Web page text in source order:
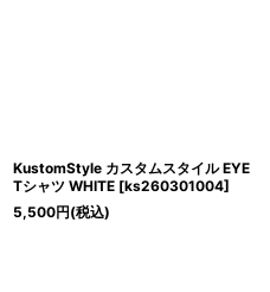
KustomStyle カスタムスタイル EYE
Tシャツ WHITE [ks260301004]
5,500円(税込)